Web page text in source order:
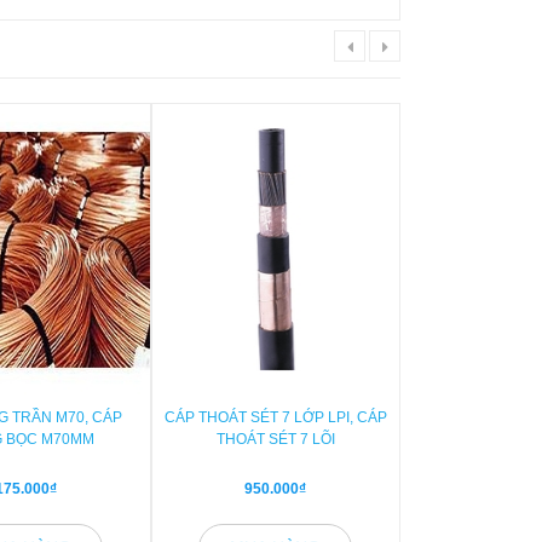
TRẦN M70, CÁP
BỌC M70MM
CÁP THOÁT SÉT 7 LỚP LPI, CÁP
THOÁT SÉT 7 LÕI
950.000₫